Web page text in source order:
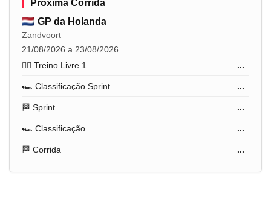
Próxima Corrida
GP da Holanda
Zandvoort
21/08/2026 a 23/08/2026
🏋️‍♂️ Treino Livre 1
...
🏎️ Classificação Sprint ...
🏁 Sprint ...
🏎️ Classificação ...
🏁 Corrida ...